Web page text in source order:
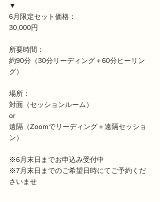
▼
6月限定セット価格：
30,000円
所要時間：
約90分（30分リーディング＋60分ヒーリン
グ）
場所：
対面（セッションルーム）
or
遠隔（Zoomでリーディング＋遠隔セッショ
ン）
※6月末日までお申込み受付中
※7月末日までのご希望日時にてご予約くだ
さいませ